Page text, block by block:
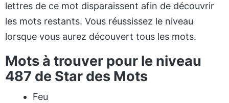
lettres de ce mot disparaissent afin de découvrir
les mots restants. Vous réussissez le niveau
lorsque vous aurez découvert tous les mots.
Mots à trouver pour le niveau
487 de Star des Mots
Feu